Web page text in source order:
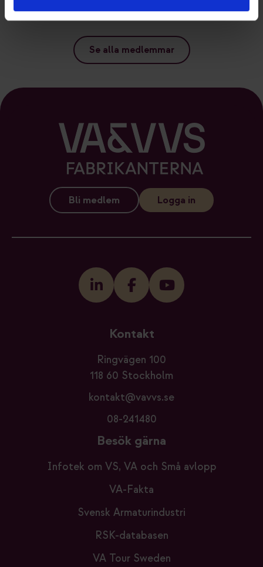
Se alla medlemmar
Bli medlem Logga in
Kontakt
Ringvägen 100
118 60 Stockholm
kontakt@vavvs.se
08-241480
Besök gärna
Infotek om VS, VA och Små avlopp
VA-Fakta
Svensk Armaturindustri
RSK-databasen
VA Tour Sweden